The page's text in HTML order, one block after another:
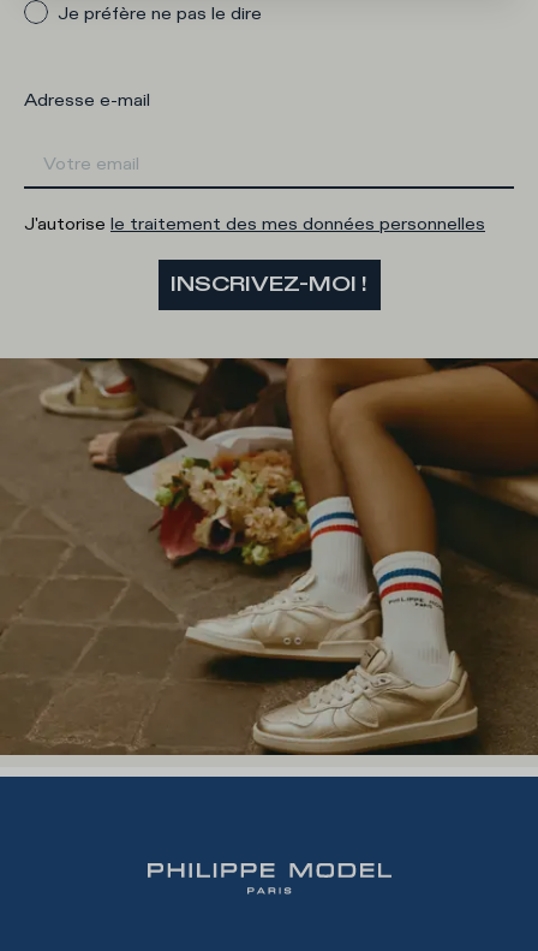
Je préfère ne pas le dire
Adresse e-mail
J'autorise le traitement des mes données personnelles
INSCRIVEZ-MOI !